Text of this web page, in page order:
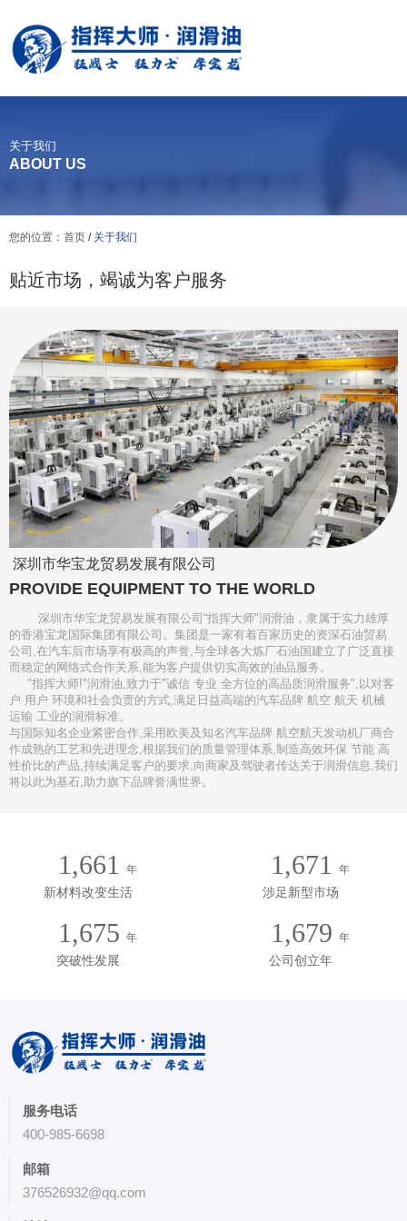
关于我们
ABOUT US
您的位置：首页 / 关于我们
贴近市场，竭诚为客户服务
深圳市华宝龙贸易发展有限公司
PROVIDE EQUIPMENT TO THE WORLD
深圳市华宝龙贸易发展有限公司“指挥大师"润滑油，隶属于实力雄厚
的香港宝龙国际集团有限公司。集团是一家有着百家历史的资深石油贸易
公司,在汽车后市场享有极高的声誉,与全球各大炼厂石油国建立了广泛直接
而稳定的网络式合作关系,能为客户提供切实高效的油品服务。
"指挥大师!"润滑油,致力于"诚信 专业 全方位的高品质润滑服务",以对客
户 用户 环境和社会负责的方式,满足日益高端的汽车品牌 航空 航天 机械
运输 工业的润滑标准。
与国际知名企业紧密合作,采用欧美及知名汽车品牌 航空航天发动机厂商合
作成熟的工艺和先进理念,根据我们的质量管理体系,制造高效环保 节能 高
性价比的产品,持续满足客户的要求,向商家及驾驶者传达关于润滑信息,我们
将以此为基石,助力旗下品牌誉满世界。
1,828 年
新材料改变生活
1,838 年
涉足新型市场
1,842 年
突破性发展
1,846 年
公司创立年
服务电话
400-985-6698
邮箱
376526932@qq.com